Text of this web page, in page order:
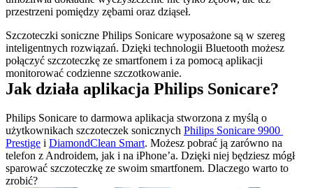
przestrzeni pomiędzy zębami oraz dziąseł.
Szczoteczki soniczne Philips Sonicare wyposażone są w szereg
inteligentnych rozwiązań. Dzięki technologii Bluetooth możesz
połączyć szczoteczkę ze smartfonem i za pomocą aplikacji
monitorować codzienne szczotkowanie.
Jak działa aplikacja Philips Sonicare?
Philips Sonicare to darmowa aplikacja stworzona z myślą o
użytkownikach szczoteczek sonicznych Philips Sonicare 9900
Prestige i DiamondClean Smart. Możesz pobrać ją zarówno na
telefon z Androidem, jak i na iPhone’a. Dzięki niej będziesz mógł
sparować szczoteczkę ze swoim smartfonem. Dlaczego warto to
zrobić?